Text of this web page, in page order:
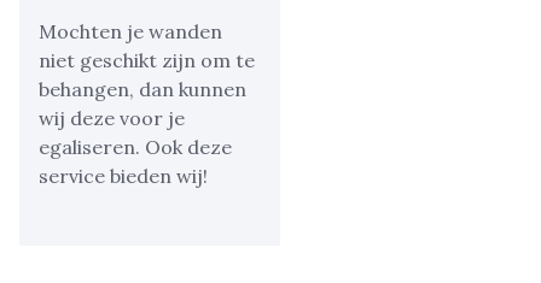
Mochten je wanden
niet geschikt zijn om te
behangen, dan kunnen
wij deze voor je
egaliseren. Ook deze
service bieden wij!